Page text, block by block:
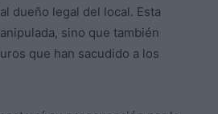
dueño legal del local. Esta
sino que también
que han sacudido a los